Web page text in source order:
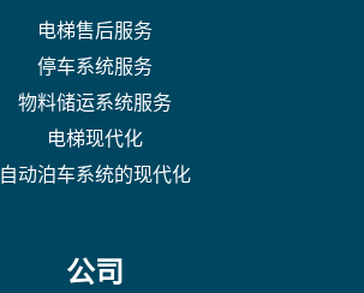
电梯售后服务
停车系统服务
物料储运系统服务
电梯现代化
自动泊车系统的现代化
公司